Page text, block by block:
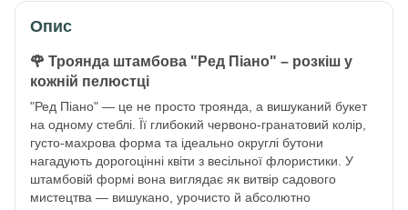
Опис
🌹 Троянда штамбова "Ред Піано" – розкіш у
кожній пелюстці
"Ред Піано" — це не просто троянда, а вишуканий букет
на одному стеблі. Її глибокий червоно-гранатовий колір,
густо-махрова форма та ідеально округлі бутони
нагадують дорогоцінні квіти з весільної флористики. У
штамбовій формі вона виглядає як витвір садового
мистецтва — вишукано, урочисто й абсолютно